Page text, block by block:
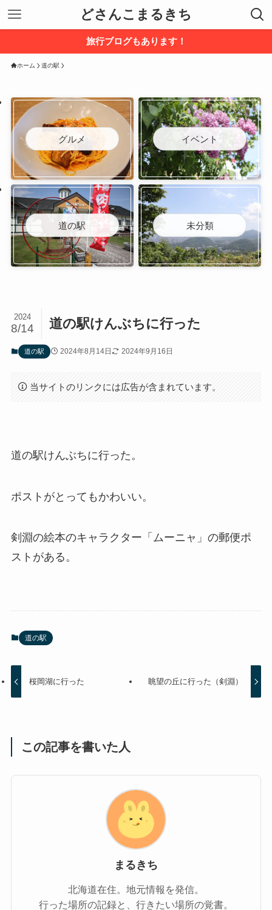
どさんこまるきち
旅行ブログもあります！
ホーム 道の駅
グルメ イベント
道の駅 未分類
道の駅けんぶちに行った
2024
8/14
道の駅 2024年8月14日 2024年9月16日
当サイトのリンクには広告が含まれています。
道の駅けんぶちに行った。
ポストがとってもかわいい。
剣淵の絵本のキャラクター「ムーニャ」の郵便ポ
ストがある。
道の駅
桜岡湖に行った 眺望の丘に行った（剣淵）
この記事を書いた人
まるきち
北海道在住。地元情報を発信。
行った場所の記録と、行きたい場所の覚書。